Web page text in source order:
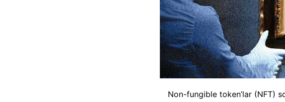
Non-fungible token’lar (NFT)